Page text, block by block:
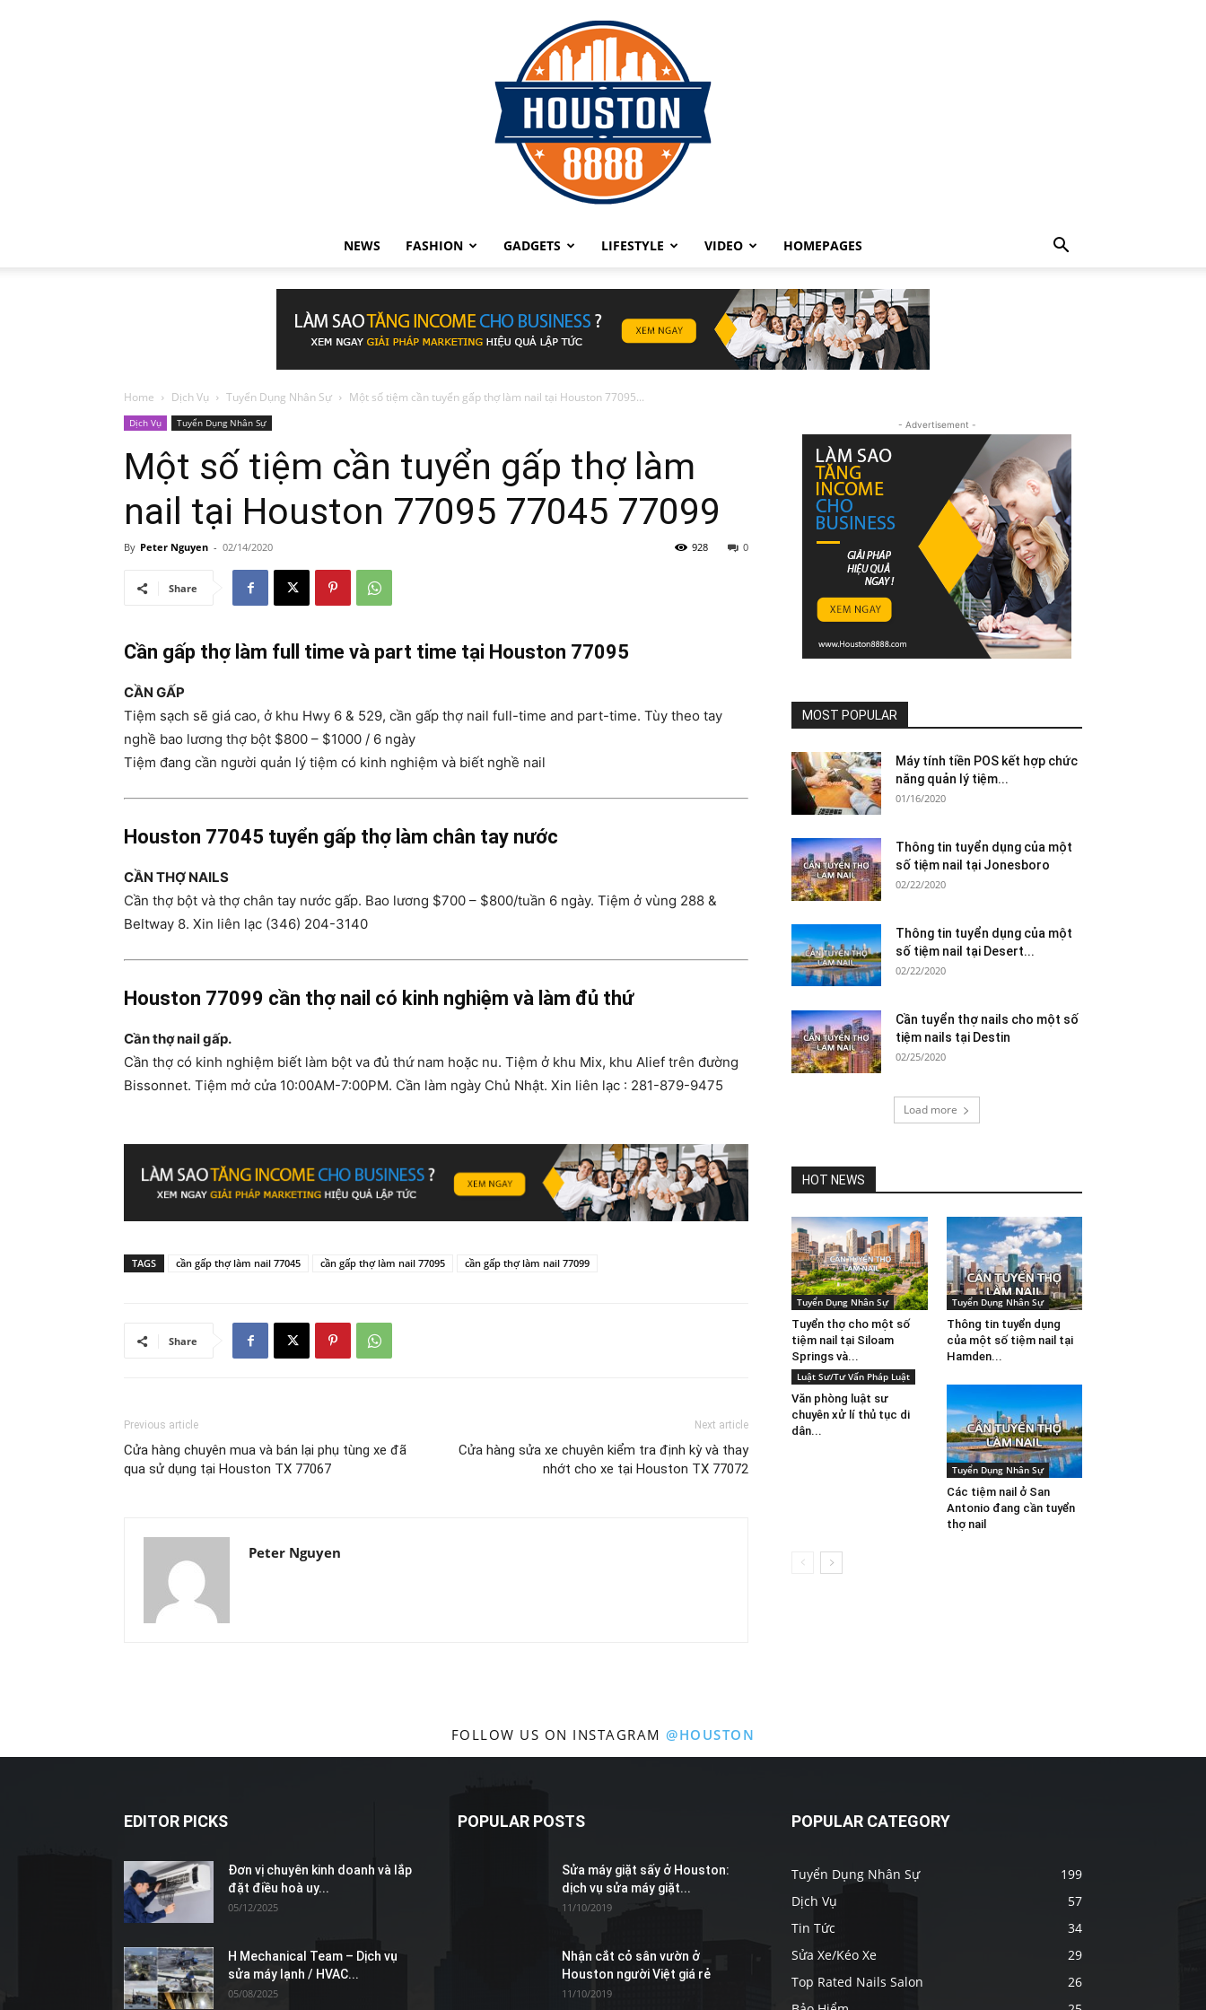
cáo
Rao
Cần
dịch
NEWS FASHION GADGETS LIFESTYLE VIDEO HOMEPAGES
Home Dịch Vụ Tuyển Dụng Nhân Sự Một số tiệm cần tuyển gấp thợ làm nail tại Houston 77095...
Dịch Vụ Tuyển Dụng Nhân Sự
Một số tiệm cần tuyển gấp thợ làm
nail tại Houston 77095 77045 77099
By Peter Nguyen - 02/14/2020 0
928
Share
Cần gấp thợ làm full time và part time tại Houston 77095
CẦN GẤP
Tiệm sạch sẽ giá cao, ở khu Hwy 6 & 529, cần gấp thợ nail full-time and part-time. Tùy theo tay
nghề bao lương thợ bột $800 – $1000 / 6 ngày
Tiệm đang cần người quản lý tiệm có kinh nghiệm và biết nghề nail
Houston 77045 tuyển gấp thợ làm chân tay nước
CẦN THỢ NAILS
Cần thợ bột và thợ chân tay nước gấp. Bao lương $700 – $800/tuần 6 ngày. Tiệm ở vùng 288 &
Beltway 8. Xin liên lạc (346) 204-3140
Houston 77099 cần thợ nail có kinh nghiệm và làm đủ thứ
Cần thợ nail gấp.
Cần thợ có kinh nghiệm biết làm bột va đủ thứ nam hoặc nu. Tiệm ở khu Mix, khu Alief trên đường
Bissonnet. Tiệm mở cửa 10:00AM-7:00PM. Cần làm ngày Chủ Nhật. Xin liên lạc : 281-879-9475
TAGS cần gấp thợ làm nail 77045 cần gấp thợ làm nail 77095 cần gấp thợ làm nail 77099
Share
Previous article
Cửa hàng chuyên mua và bán lại phụ tùng xe đã
qua sử dụng tại Houston TX 77067
Next article
Cửa hàng sửa xe chuyên kiểm tra định kỳ và thay
nhớt cho xe tại Houston TX 77072
Peter Nguyen
- Advertisement -
MOST POPULAR
Máy tính tiền POS kết hợp chức
năng quản lý tiệm...
01/16/2020
Thông tin tuyển dụng của một
số tiệm nail tại Jonesboro
02/22/2020
Thông tin tuyển dụng của một
số tiệm nail tại Desert...
02/22/2020
Cần tuyển thợ nails cho một số
tiệm nails tại Destin
02/25/2020
Load more
HOT NEWS
Tuyển Dụng Nhân Sự
Tuyển thợ cho một số
tiệm nail tại Siloam
Springs và...
Tuyển Dụng Nhân Sự
Thông tin tuyển dụng
của một số tiệm nail tại
Hamden...
Luật Sư/Tư Vấn Pháp Luật
Văn phòng luật sư
chuyên xử lí thủ tục di
dân...
Tuyển Dụng Nhân Sự
Các tiệm nail ở San
Antonio đang cần tuyển
thợ nail
FOLLOW US ON INSTAGRAM@HOUSTON
EDITOR PICKS
Đơn vị chuyên kinh doanh và lắp
đặt điều hoà uy...
05/12/2025
H Mechanical Team – Dịch vụ
sửa máy lạnh / HVAC...
05/08/2025
POPULAR POSTS
Sửa máy giặt sấy ở Houston:
dịch vụ sửa máy giặt...
11/10/2019
Nhận cắt cỏ sân vườn ở
Houston người Việt giá rẻ
11/10/2019
POPULAR CATEGORY
Tuyển Dụng Nhân Sự
199
Dịch Vụ
57
Tin Tức
34
Sửa Xe/Kéo Xe
29
Top Rated Nails Salon
26